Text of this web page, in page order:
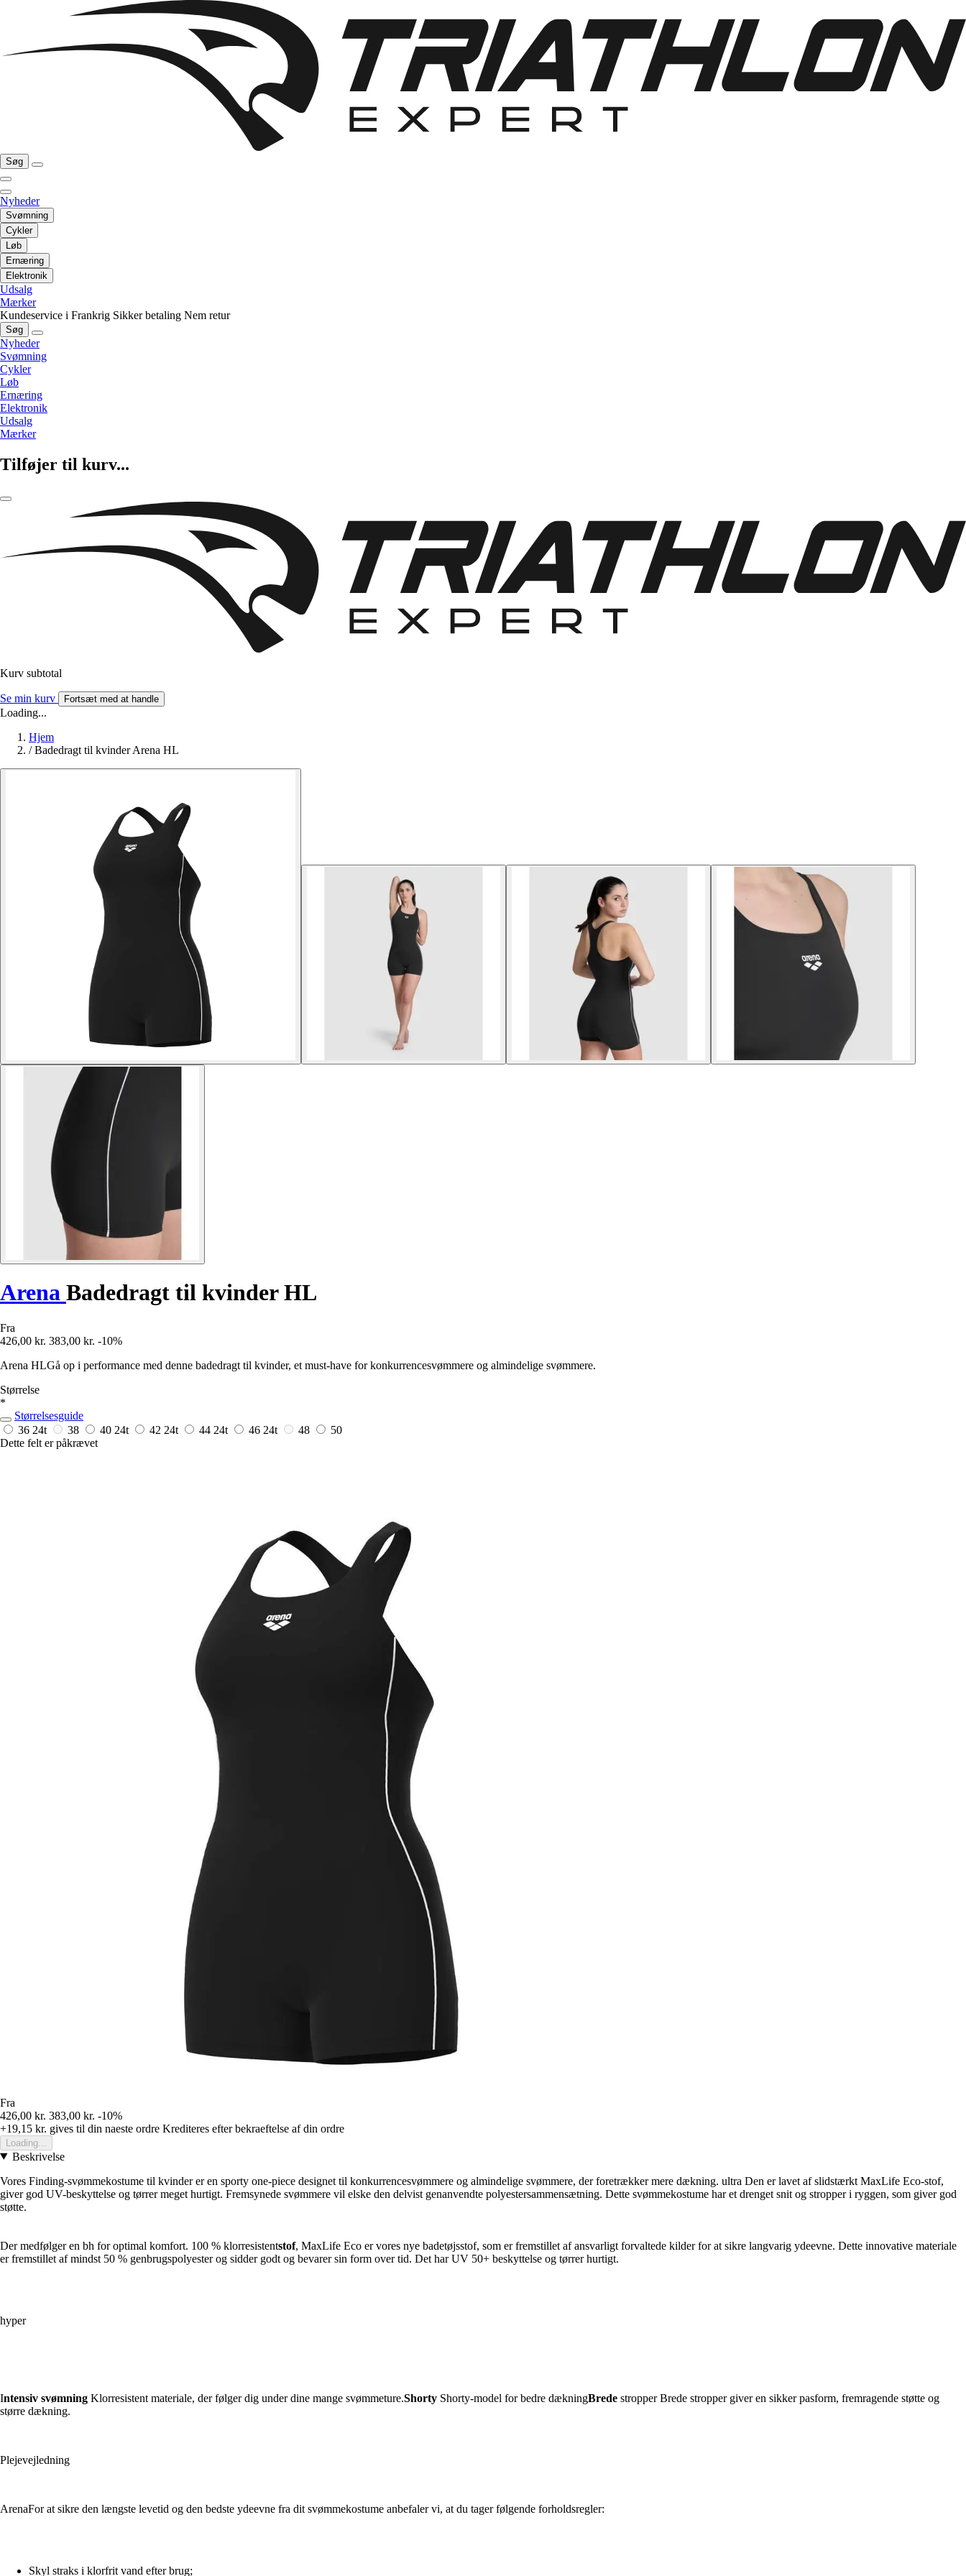
Søg
Nyheder
Svømning
Cykler
Løb
Ernæring
Elektronik
Udsalg
Mærker
Kundeservice i Frankrig Sikker betaling Nem retur
Søg
Nyheder
Svømning
Cykler
Løb
Ernæring
Elektronik
Udsalg
Mærker
Tilføjer til kurv...
Kurv subtotal
Se min kurv Fortsæt med at handle
Loading...
Hjem
/ Badedragt til kvinder Arena HL
Arena Badedragt til kvinder HL
Fra
426,00 kr. 383,00 kr. -10%
Arena HLGå op i performance med denne badedragt til kvinder, et must-have for konkurrencesvømmere og almindelige svømmere.
Størrelse
*
Størrelsesguide
36 24t 38 40 24t 42 24t 44 24t 46 24t 48
50
Dette felt er påkrævet
Fra
426,00 kr. 383,00 kr. -10%
+19,15 kr. gives til din naeste ordre Krediteres efter bekraeftelse af din ordre
Loading...
Beskrivelse
Vores Finding-svømmekostume til kvinder er en sporty one-piece designet til konkurrencesvømmere og almindelige svømmere, der foretrækker mere dækning. ultra Den er lavet af slidstærkt MaxLife Eco-stof,
giver god UV-beskyttelse og tørrer meget hurtigt. Fremsynede svømmere vil elske den delvist genanvendte polyestersammensætning. Dette svømmekostume har et drenget snit og stropper i ryggen, som giver god
støtte.
Der medfølger en bh for optimal komfort. 100 % klorresistentstof, MaxLife Eco er vores nye badetøjsstof, som er fremstillet af ansvarligt forvaltede kilder for at sikre langvarig ydeevne. Dette innovative materiale
er fremstillet af mindst 50 % genbrugspolyester og sidder godt og bevarer sin form over tid. Det har UV 50+ beskyttelse og tørrer hurtigt.
hyper
Intensiv svømning Klorresistent materiale, der følger dig under dine mange svømmeture.Shorty Shorty-model for bedre dækningBrede stropper Brede stropper giver en sikker pasform, fremragende støtte og
større dækning.
Plejevejledning
ArenaFor at sikre den længste levetid og den bedste ydeevne fra dit svømmekostume anbefaler vi, at du tager følgende forholdsregler:
Skyl straks i klorfrit vand efter brug;